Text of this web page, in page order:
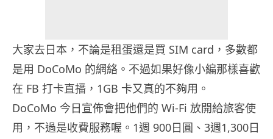
大家去日本，不論是租蛋還是買 SIM card，多數都
是用 DoCoMo 的網絡。不過如果好像小編那樣喜歡
在 FB 打卡直播，1GB 卡又真的不夠用。
DoCoMo 今日宣佈會把他們的 Wi-Fi 放開給旅客使
用，不過是收費服務喔。1週 900日圓、3週1,300日